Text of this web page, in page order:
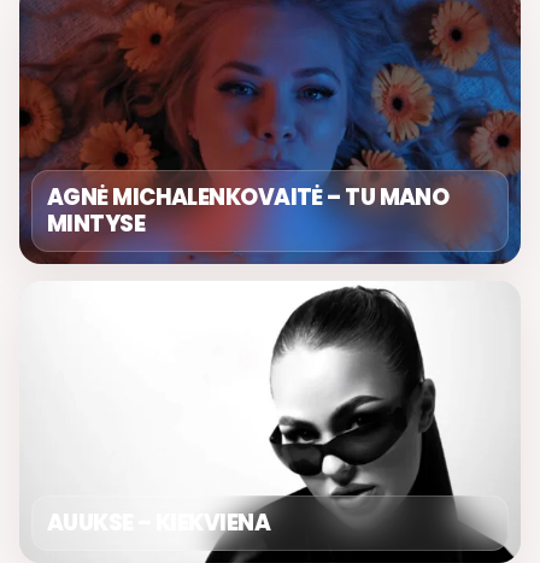
AGNĖ MICHALENKOVAITĖ – TU MANO
MINTYSE
AUUKSE – KIEKVIENA